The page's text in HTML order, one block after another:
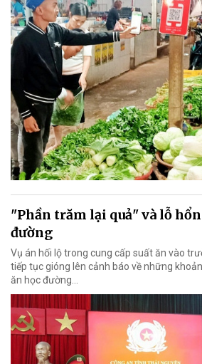
"Phần trăm lại quả" và lỗ
đường
Vụ án hối lộ trong cung cấp suất ăn vào
tiếp tục gióng lên cảnh báo về những
ăn học đường…